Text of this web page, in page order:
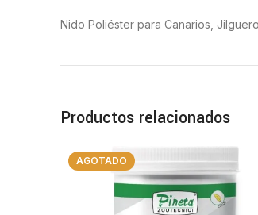
Nido Poliéster para Canarios,
Productos relacionados
AGOTADO